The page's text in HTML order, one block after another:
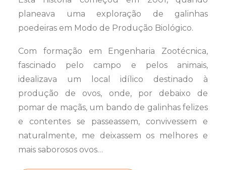
planeava uma exploração de galinhas
poedeiras em Modo de Produção Biológico.
Com formação em Engenharia Zootécnica,
fascinado pelo campo e pelos animais,
idealizava um local idílico destinado à
produção de ovos, onde, por debaixo de
pomar de maçãs, um bando de galinhas felizes
e contentes se passeassem, convivessem e
naturalmente, me deixassem os melhores e
mais saborosos ovos…